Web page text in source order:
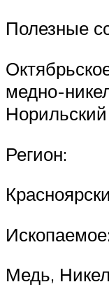
Полезные
медно-
Регион:
Медь,